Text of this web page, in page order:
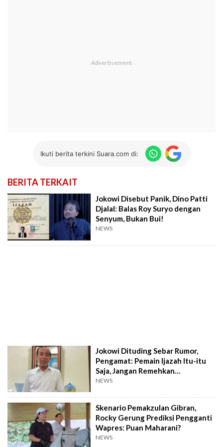
Ikuti berita terkini Suara.com di:
BERITA TERKAIT
Jokowi Disebut Panik, Dino Patti
Djalal: Balas Roy Suryo dengan
Senyum, Bukan Bui!
NEWS
Jokowi Dituding Sebar Rumor,
Pengamat: Pemain Ijazah Itu-itu
Saja, Jangan Remehkan
Purnawirawan!
NEWS
Skenario Pemakzulan Gibran,
Rocky Gerung Prediksi Pengganti
Wapres: Puan Maharani?
NEWS